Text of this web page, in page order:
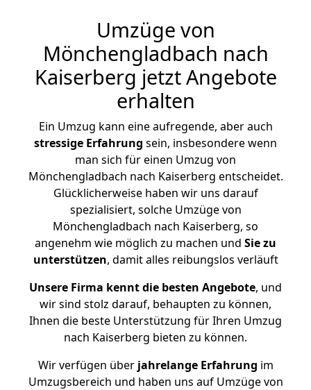
Umzüge von
Mönchengladbach nach
Kaiserberg jetzt Angebote
erhalten
Ein Umzug kann eine aufregende, aber auch
stressige Erfahrung sein, insbesondere wenn
man sich für einen Umzug von
Mönchengladbach nach Kaiserberg entscheidet.
Glücklicherweise haben wir uns darauf
spezialisiert, solche Umzüge von
Mönchengladbach nach Kaiserberg, so
angenehm wie möglich zu machen und Sie zu
unterstützen, damit alles reibungslos verläuft
Unsere Firma kennt die besten Angebote, und
wir sind stolz darauf, behaupten zu können,
Ihnen die beste Unterstützung für Ihren Umzug
nach Kaiserberg bieten zu können.
Wir verfügen überjahrelange Erfahrung im
Umzugsbereich und haben uns auf Umzüge von